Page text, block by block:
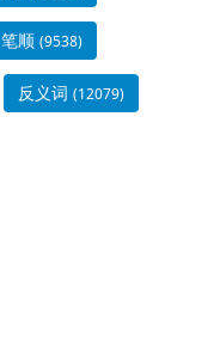
笔顺 (9538)
反义词 (12079)